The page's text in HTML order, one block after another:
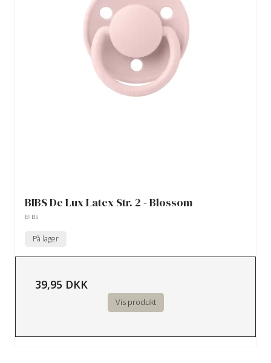
BIBS De Lux Latex Str. 2 - Blossom
BIBS
På lager
39,95 DKK
Vis produkt